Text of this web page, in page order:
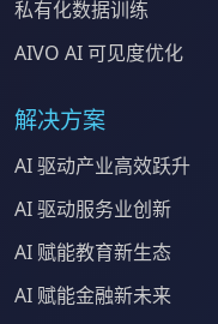
私有化数据训练
AIVO AI 可见度优化
解决方案
AI 驱动产业高效跃升
AI 驱动服务业创新
AI 赋能教育新生态
AI 赋能金融新未来